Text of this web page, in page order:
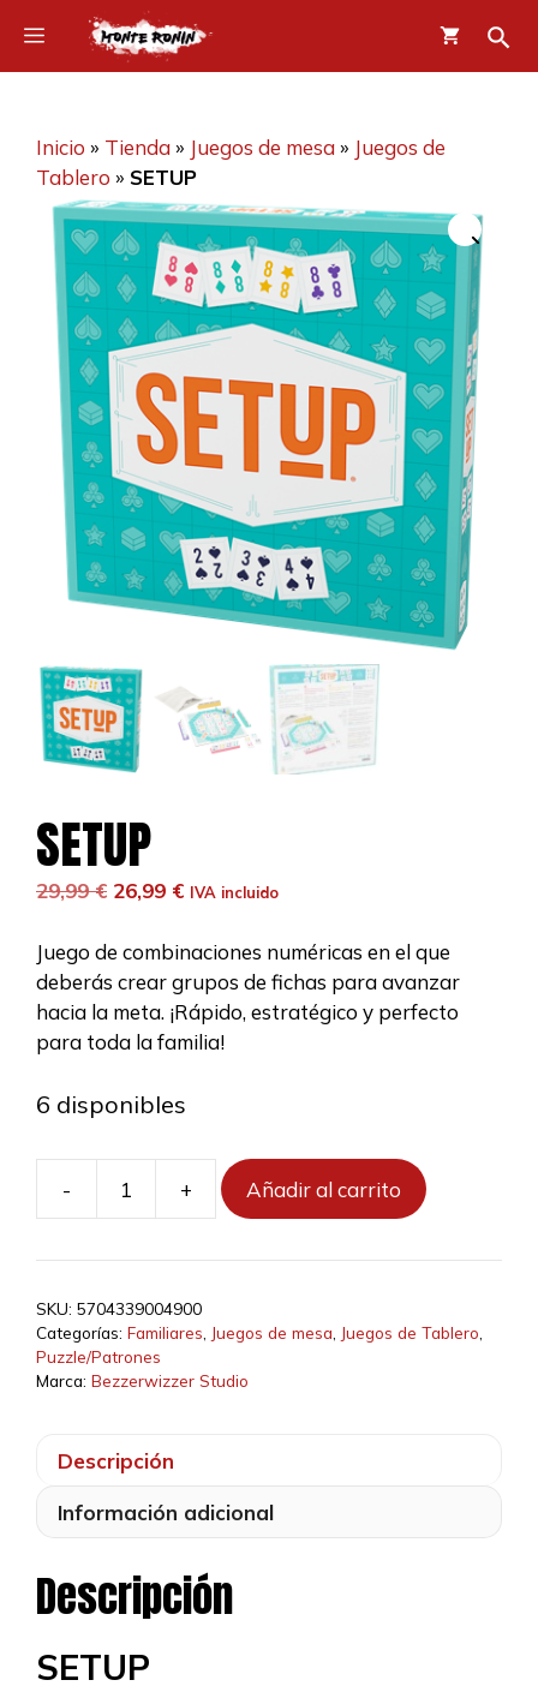
contenido
Menú
Inicio » Tienda» Juegos de mesa» Juegos de
Tablero » SETUP
SETUP
29,99€ El
original
era:
29,99 €.
26,99 €El
actual
es:
26,99 €.
IVA incluido
Juego de combinaciones numéricas en el que
deberás crear grupos de fichas para avanzar
hacia la meta. ¡Rápido, estratégico y perfecto
para toda la familia!
6 disponibles
-
SETUP
+ Añadir al carrito
SKU: 5704339004900
Categorías: Familiares Juegos de mesa Juegos de Tablero
Puzzle/Patrones
Marca: Bezzerwizzer Studio
Descripción
Información adicional
Descripción
SETUP